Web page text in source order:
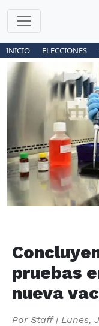
INICIO ELECCIONES
pruebas
nueva
Por Staff| Lunes,